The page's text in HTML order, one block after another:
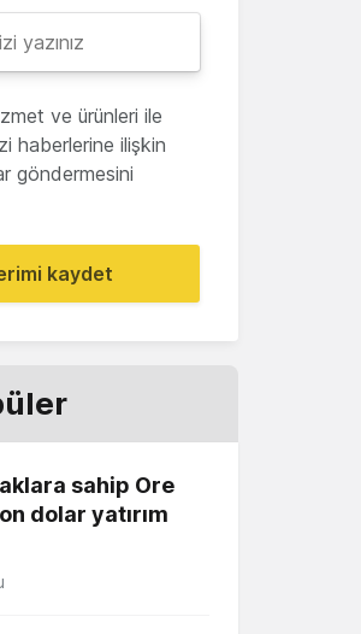
ve ürünleri ile
haberlerine ilişkin
göndermesini
kaydet
sahip Ore
dolar yatırım